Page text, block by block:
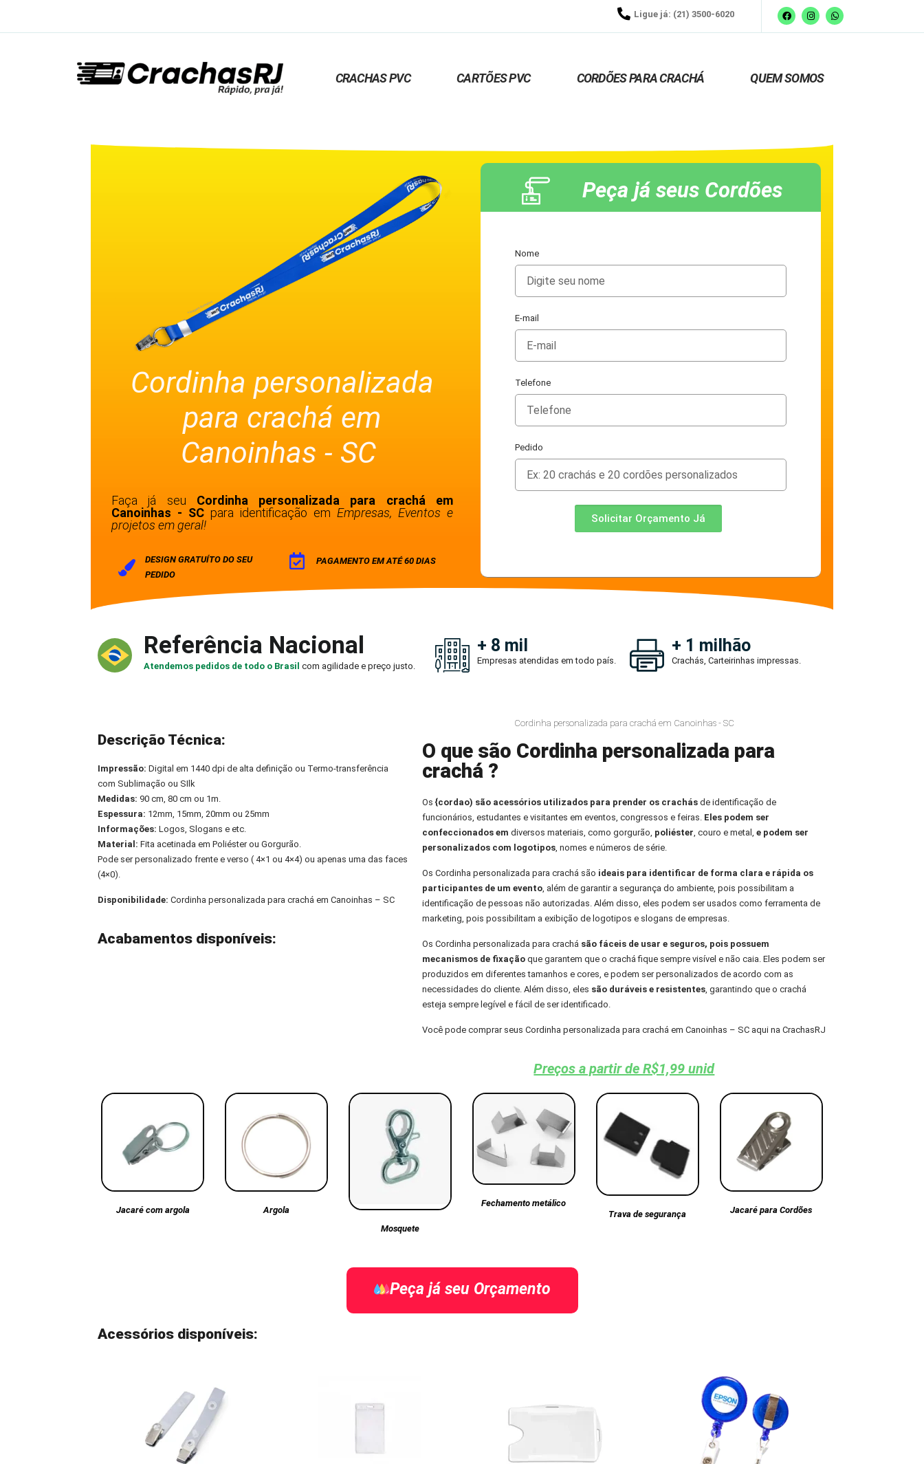
Ligue já: (21) 3500-6020
CRACHAS PVC CARTÕES PVC CORDÕES PARA CRACHÁ QUEM SOMOS
Cordinha personalizada
para crachá em
Canoinhas - SC
Faça já seu Cordinha personalizada para crachá em
Canoinhas - SCpara identificação emEmpresas, Eventos e
projetos em geral!
DESIGN GRATUÍTO DO SEU
PEDIDO
PAGAMENTO EM ATÉ 60 DIAS
Peça já seus Cordões
Nome
E-mail
Telefone
Pedido
Solicitar Orçamento Já
Referência Nacional
Atendemos pedidos de todo o Brasilcom agilidade e preço justo.
+ 8 mil
Empresas atendidas em todo país.
+ 1 milhão
Crachás, Carteirinhas impressas.
Descrição Técnica:
Impressão: Digital em 1440 dpi de alta definição ou Termo-transferência
com Sublimação ou SIlk
Medidas: 90 cm, 80 cm ou 1m.
Espessura: 12mm, 15mm, 20mm ou 25mm
Informações:Logos, Slogans e etc.
Material: Fita acetinada em Poliéster ou Gorgurão.
Pode ser personalizado frente e verso ( 4×1 ou 4×4) ou apenas uma das faces
(4×0).
Disponibilidade:Cordinha personalizada para crachá em Canoinhas – SC
Acabamentos disponíveis:
Cordinha personalizada para crachá em Canoinhas - SC
O que são Cordinha personalizada para
crachá ?
Os {cordao) são acessórios utilizados para prender os crachásde identificação de
funcionários, estudantes e visitantes em eventos, congressos e feiras. Eles podem ser
confeccionados em diversos materiais, como gorgurão, poliéster, couro e metal, e podem ser
personalizados com logotipos, nomes e números de série.
Os Cordinha personalizada para crachá são ideais para identificar de forma clara e rápida os
participantes de um evento, além de garantir a segurança do ambiente, pois possibilitam a
identificação de pessoas não autorizadas. Além disso, eles podem ser usados como ferramenta de
marketing, pois possibilitam a exibição de logotipos e slogans de empresas.
Os Cordinha personalizada para crachá são fáceis de usar e seguros, pois possuem
mecanismos de fixaçãoque garantem que o crachá fique sempre visível e não caia. Eles podem ser
produzidos em diferentes tamanhos e cores, e podem ser personalizados de acordo com as
necessidades do cliente. Além disso, eles são duráveis e resistentes, garantindo que o crachá
esteja sempre legível e fácil de ser identificado.
Você pode comprar seus Cordinha personalizada para crachá em Canoinhas – SC aqui na CrachasRJ
Preços a partir de R$1,99 unid
Jacaré com argola
Argola
Mosquete
Fechamento metálico
Trava de segurança
Jacaré para Cordões
Peça já seu Orçamento
Acessórios disponíveis: